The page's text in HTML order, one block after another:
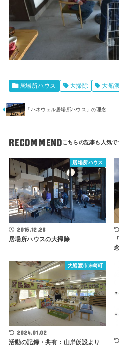
居場所ハウス 大掃除 大船
「ハネウェル居場所ハウス」の理念
RECOMMEND
居場所ハウス
2015.12.28
居場所ハウスの大掃除
念
大船渡市末崎町
2024.01.02
活動の記録・共有：山岸仮設より